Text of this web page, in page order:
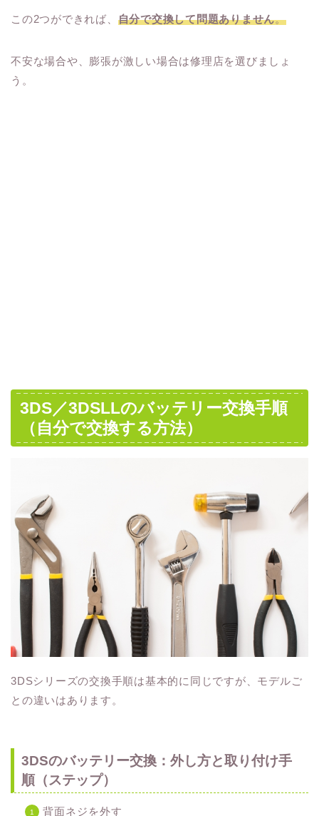
この2つができれば、 自分で交換して問題ありません。
不安な場合や、膨張が激しい場合は修理店を選びましょ
う。
3DS／3DSLLのバッテリー交換手順
（自分で交換する方法）
3DSシリーズの交換手順は基本的に同じですが、モデルご
との違いはあります。
3DSのバッテリー交換：外し方と取り付け手
順（ステップ）
背面ネジを外す